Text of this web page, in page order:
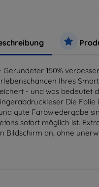
Gerundeter 150%
Ihres
- und was bedeutet
Die
gute Farbwiedergabe
sofort möglich ist.
Bildschirm an, ohne